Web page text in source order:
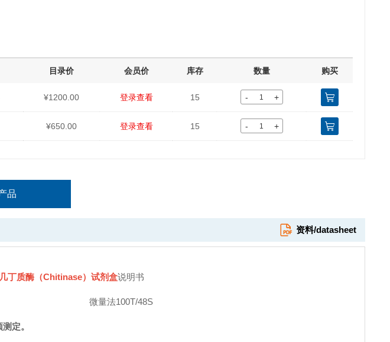
目录价 会员价 库存 数量 购买
¥1200.00 登录查看 15 - +
¥650.00 登录查看 15 - +
品
资料/datasheet
几丁质酶（Chitinase）试剂盒说明书
量法100T/48S
定。